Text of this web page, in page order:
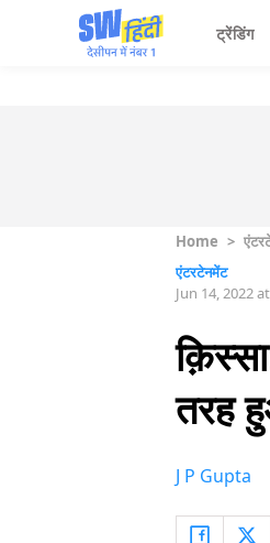
ट्रेंडिंग
Home >
एंटरटेनमेंट
Jun 14, 2022
तरह
J P Gupta